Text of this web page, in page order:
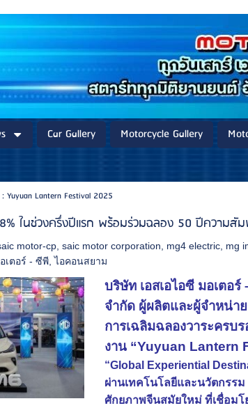
Car Gallery Motorcycle Gallery
Yuyuan Lantern Festival 2025
ในช่วงครึ่งปีแรก พร้อมร่วมฉลอง 50 ปีความสั
motor-cp ,saic motor corporation mg4 electric mg
เตอร์ - ซีพี ,ไอคอนสยาม
บริษัท เอสเอไอซี มอเตอ
จำกัด ผู้ผลิตและผู้จำหน่า
การเฉลิมฉลองวาระครบ
งาน “Yuyuan Lantern
“Global Experiential
ผ่านเทคโนโลยีและนวัตกรร
ศักยภาพจีนสมัยใหม่ ที่เชื่อม